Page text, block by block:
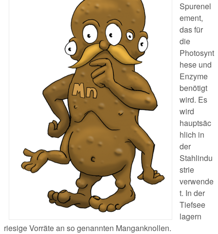
Spurenel
ement,
das für
die
Photosynt
hese und
Enzyme
benötigt
wird. Es
wird
hauptsäc
hlich in
der
Stahlindu
strie
verwende
t. In der
Tiefsee
lagern
riesige Vorräte an so genannten Manganknollen.